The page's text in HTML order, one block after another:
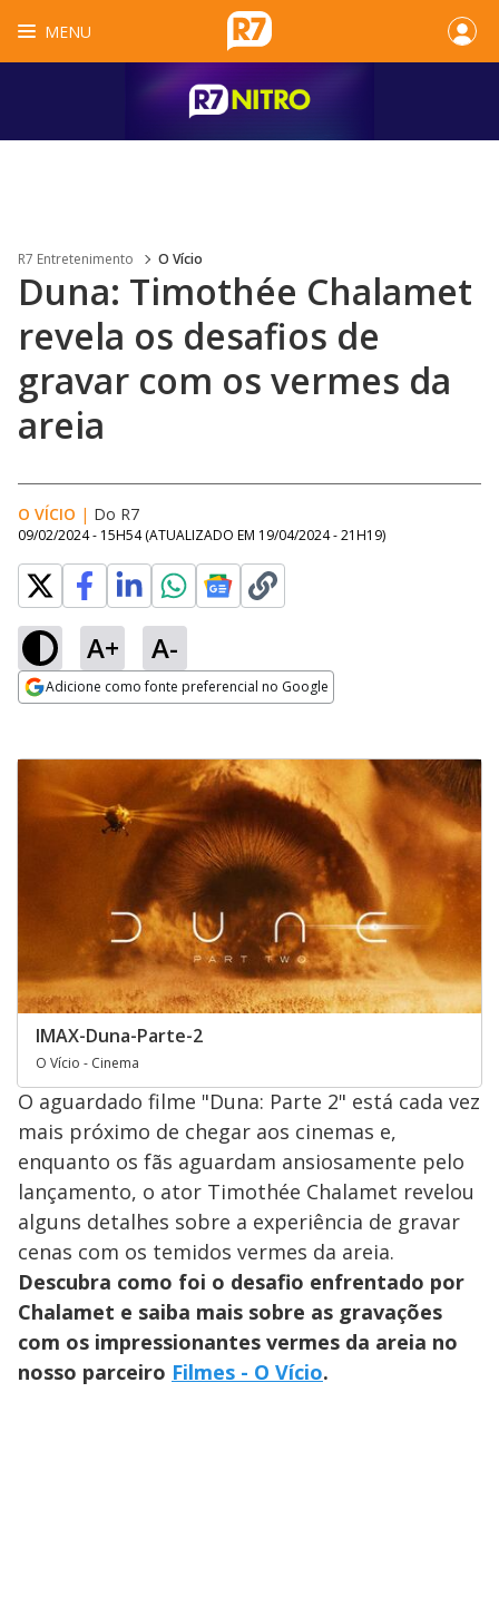
MENU
R7 Entretenimento O Vício
Duna: Timothée Chalamet
revela os desafios de
gravar com os vermes da
areia
O VÍCIO | Do R7
09/02/2024 - 15H54 (ATUALIZADO EM 19/04/2024 - 21H19)
A+ A-
Adicione como fonte preferencial no Google
IMAX-Duna-Parte-2
O Vício - Cinema
O aguardado filme "Duna: Parte 2" está cada vez
mais próximo de chegar aos cinemas e,
enquanto os fãs aguardam ansiosamente pelo
lançamento, o ator Timothée Chalamet revelou
alguns detalhes sobre a experiência de gravar
cenas com os temidos vermes da areia.
Descubra como foi o desafio enfrentado por
Chalamet e saiba mais sobre as gravações
com os impressionantes vermes da areia no
nosso parceiro Filmes - O Vício.